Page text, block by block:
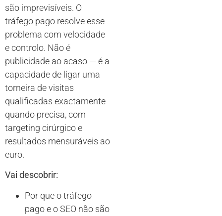
são imprevisíveis. O
tráfego pago resolve esse
problema com velocidade
e controlo. Não é
publicidade ao acaso — é a
capacidade de ligar uma
torneira de visitas
qualificadas exactamente
quando precisa, com
targeting cirúrgico e
resultados mensuráveis ao
euro.
Vai descobrir:
Por que o tráfego
pago e o SEO não são